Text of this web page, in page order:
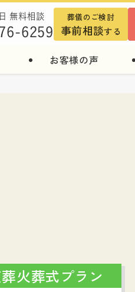
お客様の声
無料相談
6259
葬儀のご検討
事前相談する
火葬式プラン